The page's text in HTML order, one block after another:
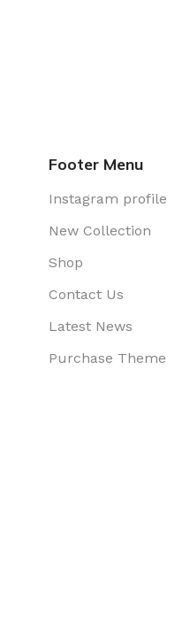
Footer Menu
Instagram profile
New Collection
Shop
Contact Us
Latest News
Purchase Theme